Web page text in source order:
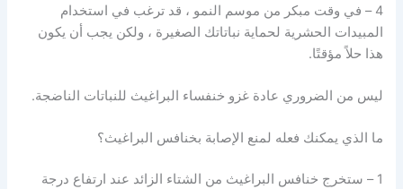
4 – في وقت مبكر من موسم النمو ، قد ترغب في استخدام
المبيدات الحشرية لحماية نباتاتك الصغيرة ، ولكن يجب أن يكون
هذا حلاً مؤقتًا.
ليس من الضروري عادة غزو خنفساء البراغيث للنباتات الناضجة.
ما الذي يمكنك فعله لمنع الإصابة بخنافس البراغيث؟
1 – ستخرج خنافس البراغيث من الشتاء الزائد عند ارتفاع درجة